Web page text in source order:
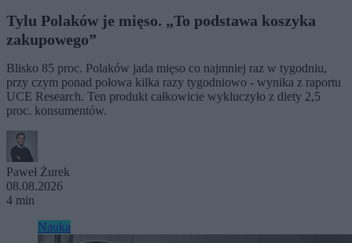
Tylu Polaków je mięso. „To podstawa koszyka
zakupowego”
Blisko 85 proc. Polaków jada mięso co najmniej raz w tygodniu,
przy czym ponad połowa kilka razy tygodniowo - wynika z raportu
UCE Research. Ten produkt całkowicie wykluczyło z diety 2,5
proc. konsumentów.
Paweł Żurek
08.08.2026
4 min
Nauka